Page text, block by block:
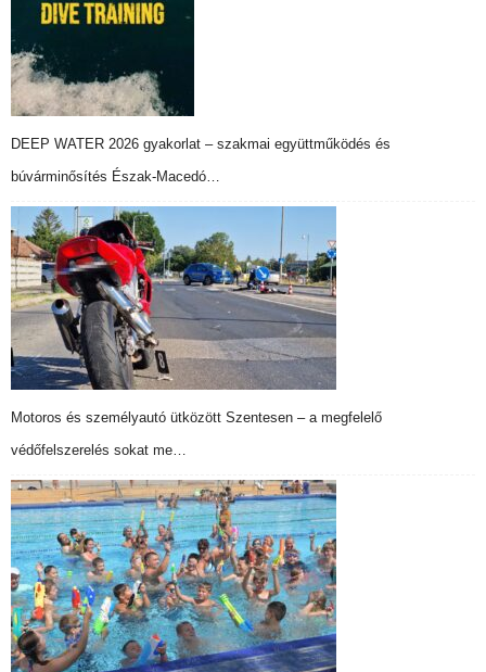
DEEP WATER 2026 gyakorlat – szakmai együttműködés és
búvárminősítés Észak-Macedó…
Motoros és személyautó ütközött Szentesen – a megfelelő
védőfelszerelés sokat me…